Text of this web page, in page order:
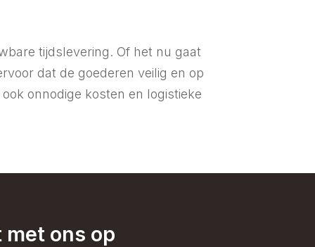
tijdslevering. Of het nu gaat
dat de goederen veilig en op
onnodige kosten en logistieke
ons op